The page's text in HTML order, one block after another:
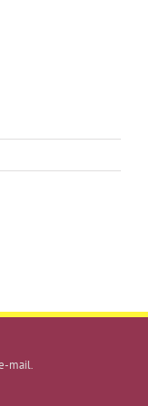
mail.